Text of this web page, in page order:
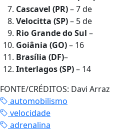
Cascavel (PR)– 7 de
Velocitta (SP)– 5 de
Rio Grande do Sul –
Goiânia (GO)– 16
Brasília (DF)–
Interlagos (SP)– 14
FONTE/CRÉDITOS: Davi Arraz
automobilismo
velocidade
adrenalina